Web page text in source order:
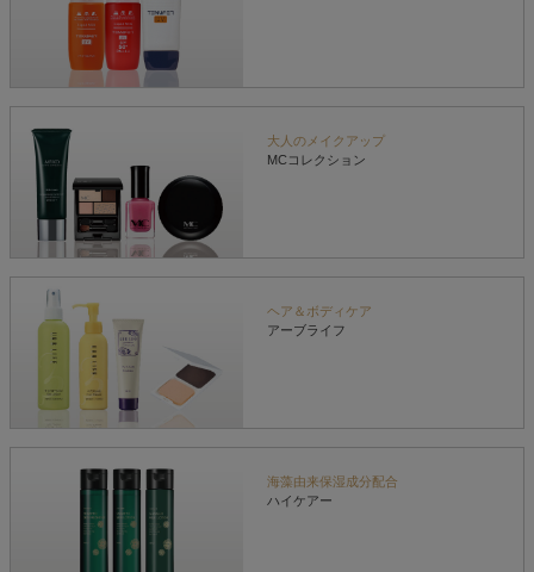
大人のメイクアップ
MCコレクション
ヘア＆ボディケア
アーブライフ
海藻由来保湿成分配合
ハイケアー